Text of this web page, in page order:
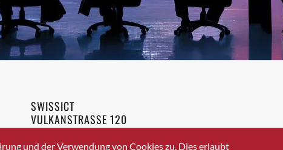
Burgdorf
Bäretswil
Bülach
Cazis
Crissier
Davos Platz
SWISSICT
VULKANSTRASSE 120
8048 ZURICH
IMPRESSUM
und der Verwendung von Cookies zu. Dies erlaubt